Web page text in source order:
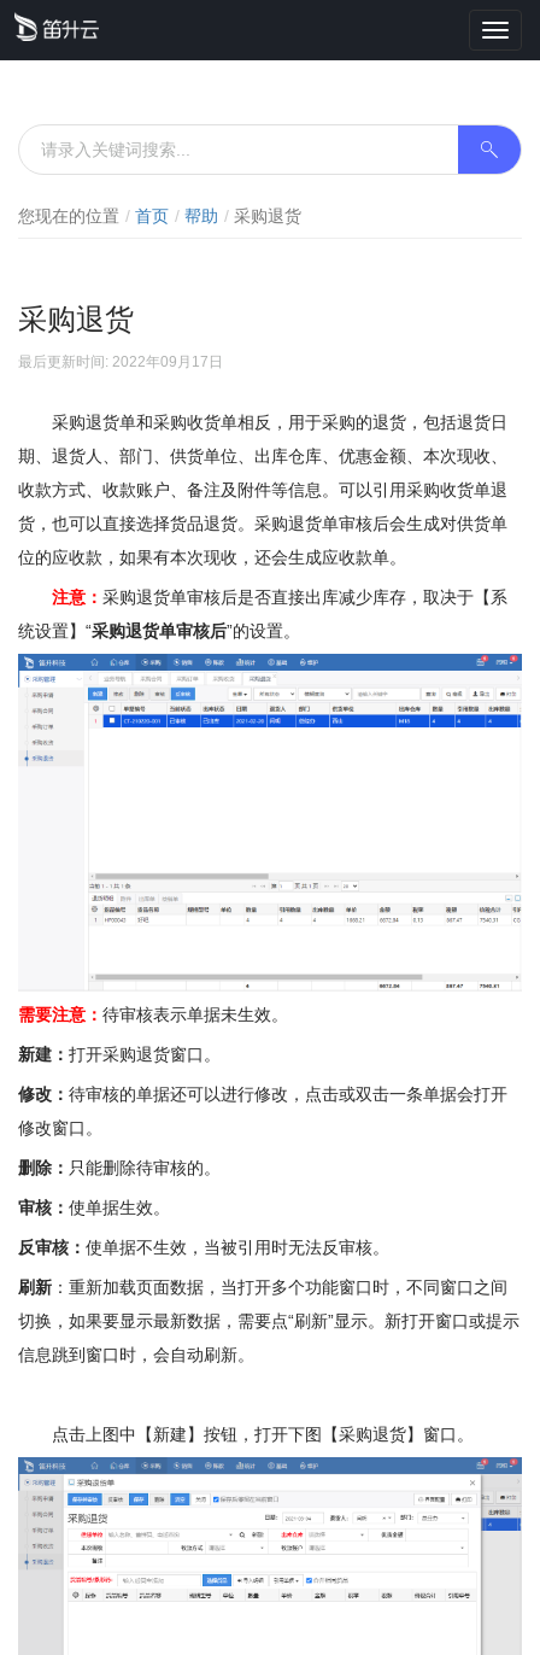
您现在的位置 首页 帮助 采购退货
采购退货
最后更新时间: 2022年09月17日
采购退货单和采购收货单相反，用于采购的退货，包括退货日
期、退货人、部门、供货单位、出库仓库、优惠金额、本次现收、
收款方式、收款账户、备注及附件等信息。可以引用采购收货单退
货，也可以直接选择货品退货。采购退货单审核后会生成对供货单
位的应收款，如果有本次现收，还会生成应收款单。
注意： 采购退货单审核后是否直接出库减少库存，取决于【系
统设置】“采购退货单审核后”的设置。
需要注意： 待审核表示单据未生效。
新建： 打开采购退货窗口。
修改： 待审核的单据还可以进行修改，点击或双击一条单据会打开
修改窗口。
删除： 只能删除待审核的。
审核： 使单据生效。
反审核： 使单据不生效，当被引用时无法反审核。
刷新 ：重新加载页面数据，当打开多个功能窗口时，不同窗口之间
切换，如果要显示最新数据，需要点“刷新”显示。新打开窗口或提示
信息跳到窗口时，会自动刷新。
点击上图中【新建】按钮，打开下图【采购退货】窗口。